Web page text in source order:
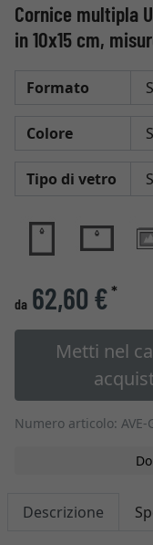
Cornice multipla
in 10x15 cm,
Formato
Colore
Tipo di vetro
da 62,60 €*
Metti nel
Numero articolo: AVE-
Descrizione